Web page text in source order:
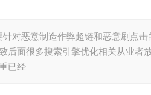
对恶意制造作弊超链和恶意刷点
后面很多搜索引擎优化相关从业者
已经